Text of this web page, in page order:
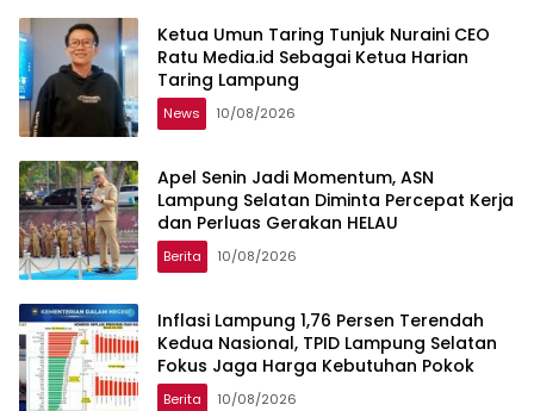
‎Ketua Umun Taring Tunjuk Nuraini CEO
Ratu Media.id Sebagai Ketua Harian
Taring Lampung ‎
News 10/08/2026
Apel Senin Jadi Momentum, ASN
Lampung Selatan Diminta Percepat Kerja
dan Perluas Gerakan HELAU
Berita 10/08/2026
Inflasi Lampung 1,76 Persen Terendah
Kedua Nasional, TPID Lampung Selatan
Fokus Jaga Harga Kebutuhan Pokok
Berita 10/08/2026